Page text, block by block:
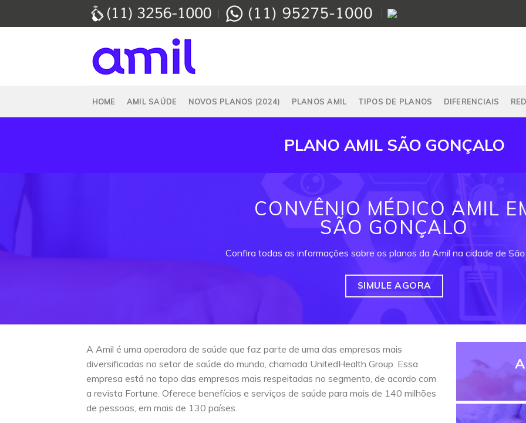
HOME AMIL SAÚDE NOVOS PLANOS (2024) PLANOS AMIL TIPOS DE PLANOS DIFERENCIAIS
PLANO AMIL SÃO GONÇALO
CONVÊNIO MÉDICO AMIL
SÃO GONÇALO
Confira todas as informações sobre os planos da Amil na cidade de
SIMULE AGORA
A Amil é uma operadora de saúde que faz parte de uma das empresas mais
diversificadas no setor de saúde do mundo, chamada UnitedHealth Group. Essa
empresa está no topo das empresas mais respeitadas no segmento, de acordo com
a revista Fortune. Oferece benefícios e serviços de saúde para mais de 140 milhões
de pessoas, em mais de 130 países.